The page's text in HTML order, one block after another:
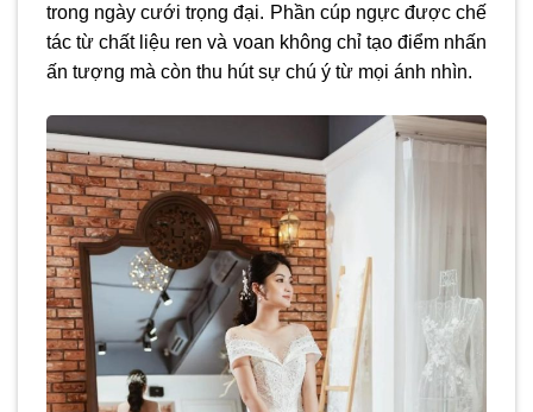
trong ngày cưới trọng đại. Phần cúp ngực được chế
tác từ chất liệu ren và voan không chỉ tạo điểm nhấn
ấn tượng mà còn thu hút sự chú ý từ mọi ánh nhìn.